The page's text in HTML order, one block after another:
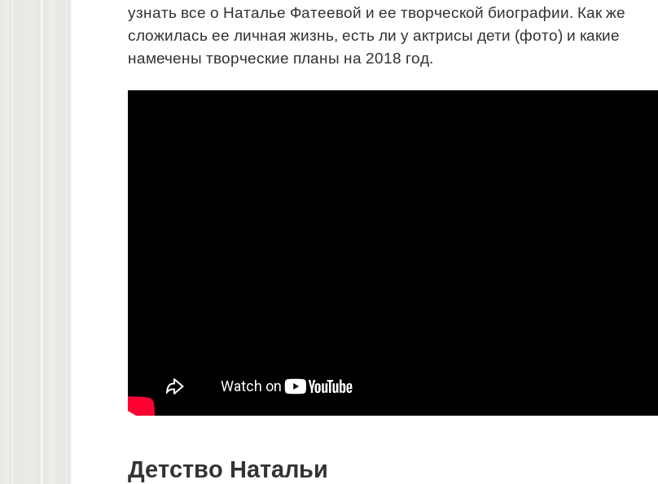
узнать все о Наталье Фатеевой и ее творческой биографии. Как же
сложилась ее личная жизнь, есть ли у актрисы дети (фото​) и какие
намечены творческие планы на 2018 год.
Детство Натальи